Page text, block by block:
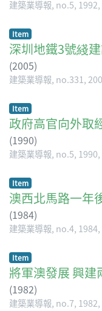
建築業導報, no.5,
Item
深圳地鐵3號綫
(2005)
建築業導報, no.331,
Item
政府高官向外取
(1990)
建築業導報, no.5,
Item
澳西北馬路一年
(1984)
建築業導報, no.4,
Item
將軍澳發展 興建
(1982)
建築業導報, no.7,